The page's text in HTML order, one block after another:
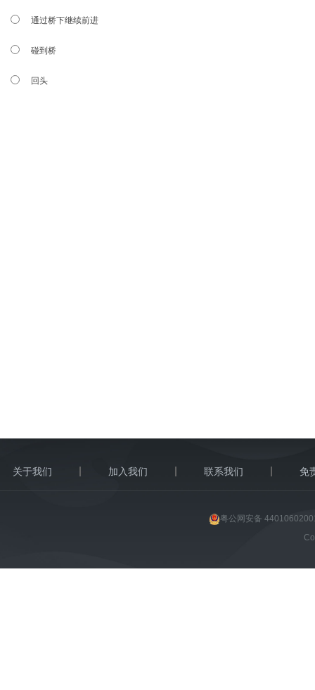
通过桥下继续前进
碰到桥
回头
关于我们 加入我们 联系我们 免
粤公网安备